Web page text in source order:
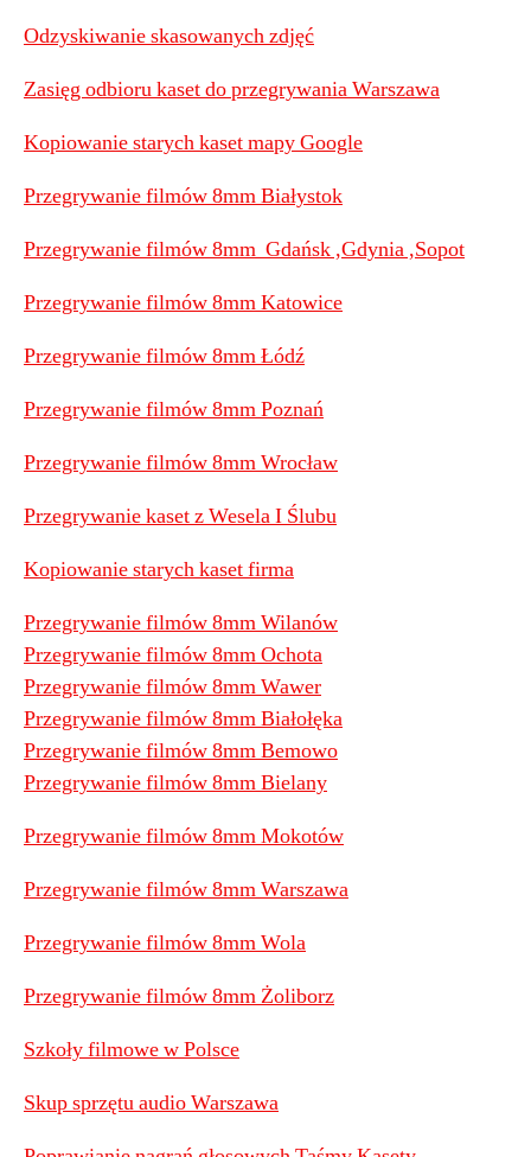
Odzyskiwanie skasowanych zdjęć
Zasięg odbioru kaset do przegrywania Warszawa
Kopiowanie starych kaset mapy Google
Przegrywanie filmów 8mm Białystok
Przegrywanie filmów 8mm Gdańsk ,Gdynia ,Sopot
Przegrywanie filmów 8mm Katowice
Przegrywanie filmów 8mm Łódź
Przegrywanie filmów 8mm Poznań
Przegrywanie filmów 8mm Wrocław
Przegrywanie kaset z Wesela I Ślubu
Kopiowanie starych kaset firma
Przegrywanie filmów 8mm Wilanów
Przegrywanie filmów 8mm Ochota
Przegrywanie filmów 8mm Wawer
Przegrywanie filmów 8mm Białołęka
Przegrywanie filmów 8mm Bemowo
Przegrywanie filmów 8mm Bielany
Przegrywanie filmów 8mm Mokotów
Przegrywanie filmów 8mm Warszawa
Przegrywanie filmów 8mm Wola
Przegrywanie filmów 8mm Żoliborz
Szkoły filmowe w Polsce
Skup sprzętu audio Warszawa